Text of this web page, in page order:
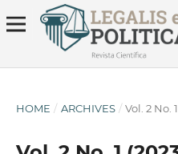
HOME / ARCHIVES / Vol. 2 No.